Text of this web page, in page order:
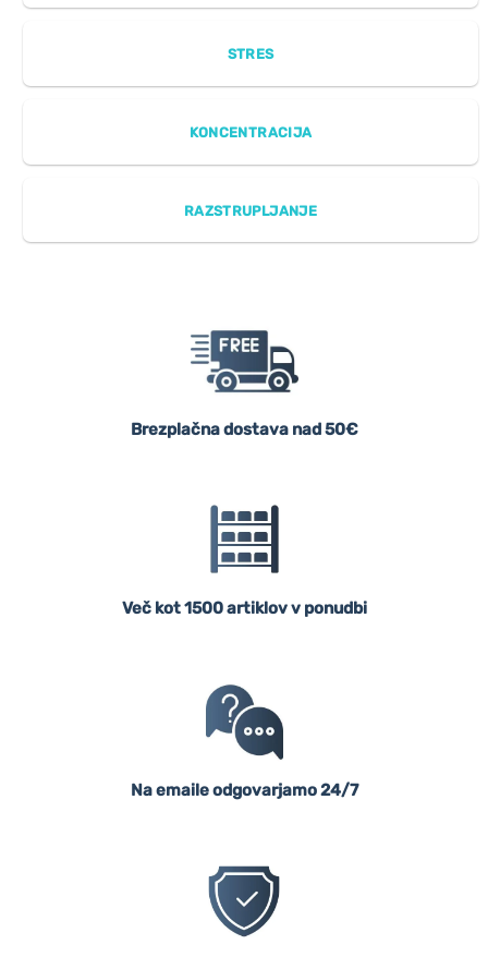
STRES
KONCENTRACIJA
RAZSTRUPLJANJE
Brezplačna dostava nad 50€
Več kot 1500 artiklov v ponudbi
Na emaile odgovarjamo 24/7